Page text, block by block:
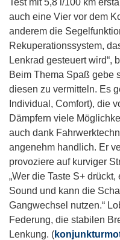
auch eine Vier vor dem
anderem die
Rekuperationssystem,
Lenkrad gesteuert wird“,
Beim Thema Spaß gebe
diesen zu vermitteln. Es
Individual, Comfort), die
Dämpfern viele
auch dank
angenehm handlich. Er
provoziere auf kurviger
„Wer die Taste S+
Sound und kann die
Gangwechsel nutzen.“
Federung, die stabilen
Lenkung. (